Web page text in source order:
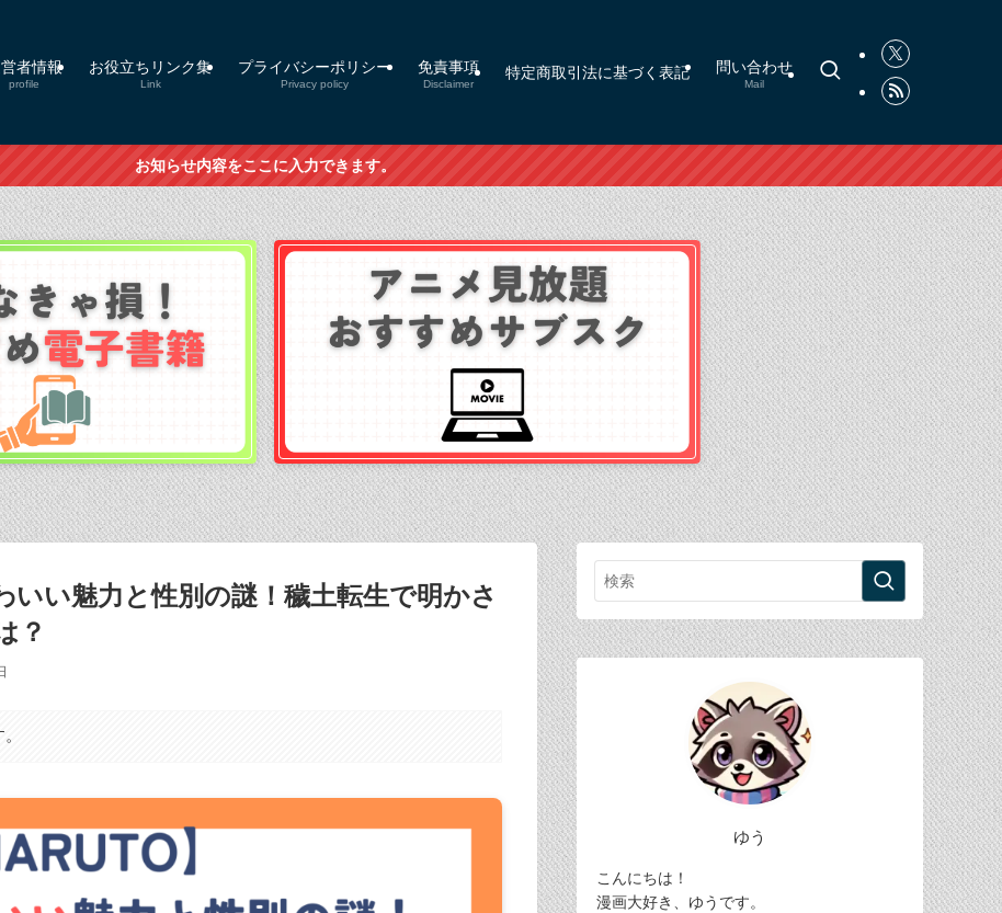
者情報
profile
お役立ちリンク集
Link
プライバシーポリシー
Privacy policy
免責事項
Disclaimer
特定商取引法に基づく表記 問い合わせ
Mail
お知らせ内容をここに入力できます。
いい魅力と性別の謎！穢土転生で明かさ
？
ゆう
こんにちは！
漫画大好き、ゆうです。